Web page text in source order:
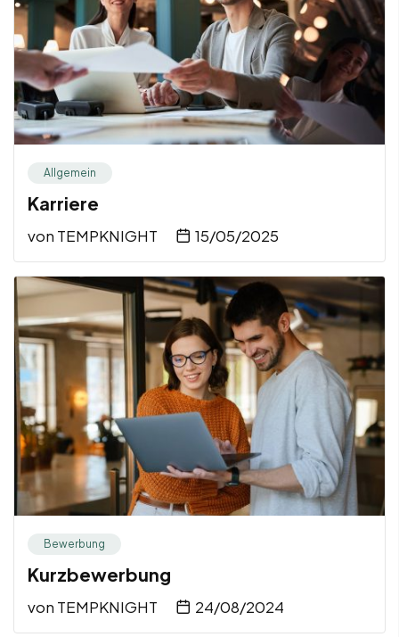
Allgemein
Karriere
von TEMPKNIGHT 15/05/2025
Bewerbung
Kurzbewerbung
von TEMPKNIGHT 24/08/2024